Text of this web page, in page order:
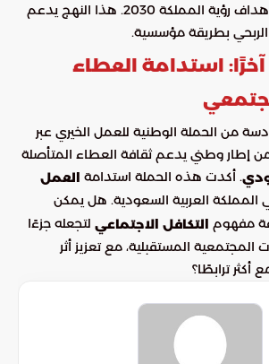
الدعم، متوافقًا مع أهداف رؤية المملكة 2030. هذا النهج يدعم
الربحي بطريقة مؤسسية.
استدامة العطاء
من الحملة الوطنية للعمل الخيري عبر
إطار وطني يدعم ثقافة العطاء المتأصلة
. أكدت هذه الحملة استدامة العمل
العربية السعودية. هل يمكن
مفهوم التكافل الاجتماعي لتجعله جزءًا
المستقبلية، مع تعزيز أثر
أكثر ترابطًا؟